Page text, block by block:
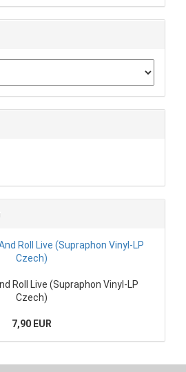
Roll Live (Supraphon Vinyl-LP
Czech)
7,90 EUR